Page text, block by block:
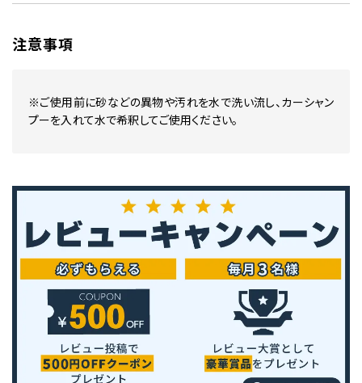
注意事項
※ご使用前に砂などの異物や汚れを水で洗い流し、カーシャン
プーを入れて水で希釈してご使用ください。